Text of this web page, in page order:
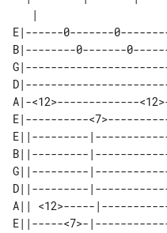
E|------0-------
B|--------0-------
A|-<12>-------------
E|----------
E||---------
B||---------
G||---------
D||---------
A|| <12>-----